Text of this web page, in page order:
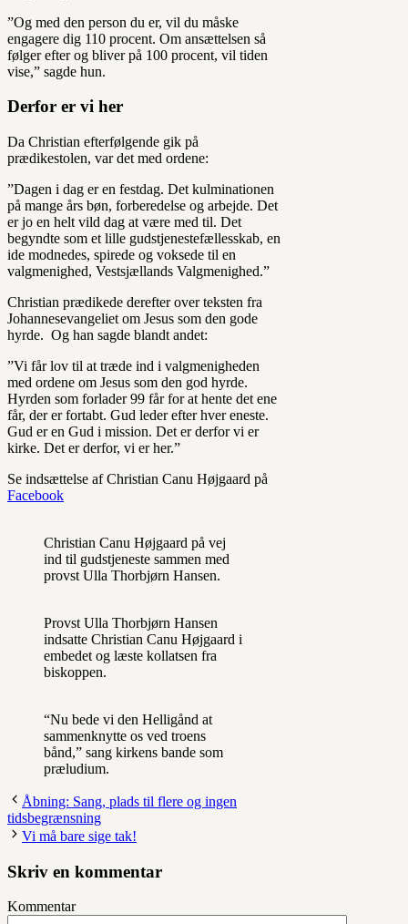
”Og med den person du er, vil du måske
engagere dig 110 procent. Om ansættelsen så
følger efter og bliver på 100 procent, vil tiden
vise,” sagde hun.
Derfor er vi her
Da Christian efterfølgende gik på
prædikestolen, var det med ordene:
”Dagen i dag er en festdag. Det kulminationen
på mange års bøn, forberedelse og arbejde. Det
er jo en helt vild dag at være med til. Det
begyndte som et lille gudstjenestefællesskab, en
ide modnedes, spirede og voksede til en
valgmenighed, Vestsjællands Valgmenighed.”
Christian prædikede derefter over teksten fra
Johannesevangeliet om Jesus som den gode
hyrde. Og han sagde blandt andet:
”Vi får lov til at træde ind i valgmenigheden
med ordene om Jesus som den god hyrde.
Hyrden som forlader 99 får for at hente det ene
får, der er fortabt. Gud leder efter hver eneste.
Gud er en Gud i mission. Det er derfor vi er
kirke. Det er derfor, vi er her.”
Se indsættelse af Christian Canu Højgaard på
Facebook
Christian Canu Højgaard på vej
ind til gudstjeneste sammen med
provst Ulla Thorbjørn Hansen.
Provst Ulla Thorbjørn Hansen
indsatte Christian Canu Højgaard i
embedet og læste kollatsen fra
biskoppen.
“Nu bede vi den Helligånd at
sammenknytte os ved troens
bånd,” sang kirkens bande som
præludium.
Åbning: Sang, plads til flere og ingen
tidsbegrænsning
Vi må bare sige tak!
Skriv en kommentar
Kommentar